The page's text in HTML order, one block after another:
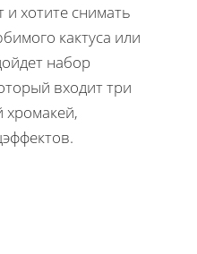
хотите снимать
кактуса или
набор
входит три
хромакей,